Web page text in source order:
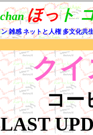
クイ
コー
LAST